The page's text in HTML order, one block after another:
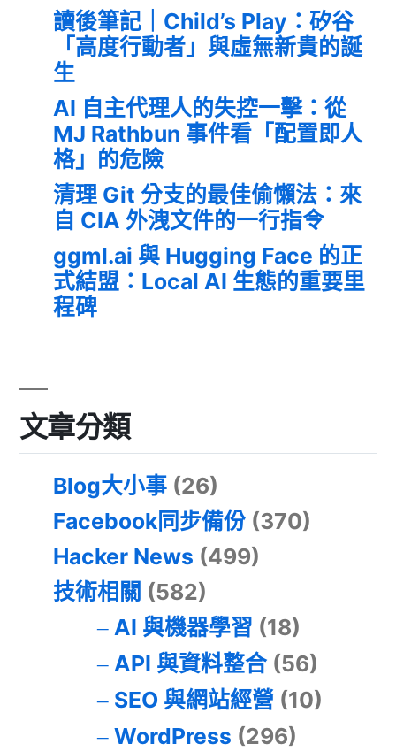
讀後筆記｜Child’s Play：矽谷
「高度行動者」與虛無新貴的誕
生
AI 自主代理人的失控一擊：從
MJ Rathbun 事件看「配置即人
格」的危險
清理 Git 分支的最佳偷懶法：來
自 CIA 外洩文件的一行指令
ggml.ai 與 Hugging Face 的正
式結盟：Local AI 生態的重要里
程碑
文章分類
Blog大小事 (26)
Facebook同步備份 (370)
Hacker News (499)
技術相關 (582)
AI 與機器學習 (18)
API 與資料整合(56)
SEO 與網站經營 (10)
WordPress (296)